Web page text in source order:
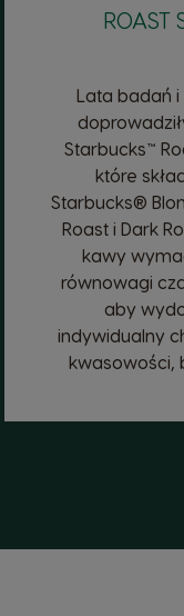
ROAST
Lata badań
Starbucks™
które
Starbucks®
Roast i Dark
kawy
równowagi
aby
indywidualny
kwasowości,